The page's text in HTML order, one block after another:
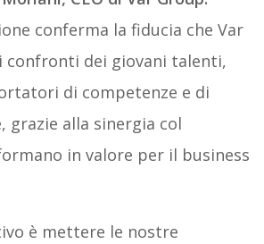
conferma la fiducia che Var
confronti dei giovani talenti,
di competenze e di
grazie alla sinergia col
in valore per il business
è mettere le nostre